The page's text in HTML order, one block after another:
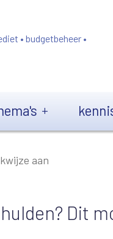
• budgetbeheer •
aan
Dit